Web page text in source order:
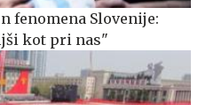
fenomena Slovenije:
kot pri nas"